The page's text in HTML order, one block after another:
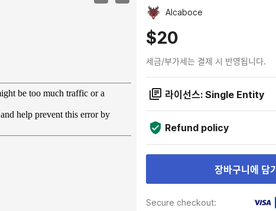
Alcaboce
$20
세금/부가세는 결제 시 반영됩니다.
라이선스: Single Entity
Refund policy
장바구니에 담기
Secure checkout: